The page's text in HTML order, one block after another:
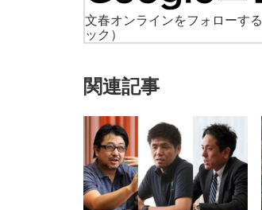
文春オンラインをフォローする
ック）
関連記事